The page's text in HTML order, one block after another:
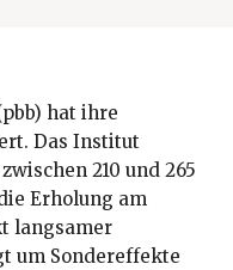
hat ihre
Das Institut
210 und 265
Erholung am
langsamer
um Sondereffekte